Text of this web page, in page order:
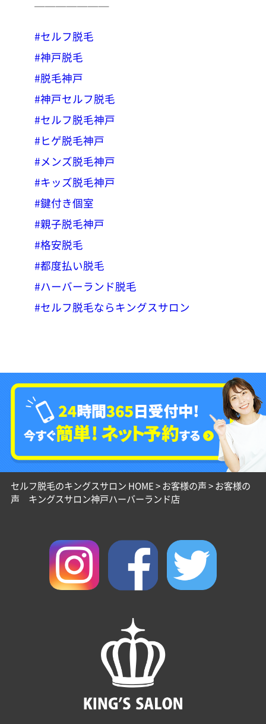
#セルフ脱毛
#神戸脱毛
#脱毛神戸
#神戸セルフ脱毛
#セルフ脱毛神戸
#ヒゲ脱毛神戸
#メンズ脱毛神戸
#キッズ脱毛神戸
#鍵付き個室
#親子脱毛神戸
#格安脱毛
#都度払い脱毛
#ハーバーランド脱毛
#セルフ脱毛ならキングスサロン
セルフ脱毛のキングスサロン HOME>お客様の声>お客様の
声 キングスサロン神戸ハーバーランド店